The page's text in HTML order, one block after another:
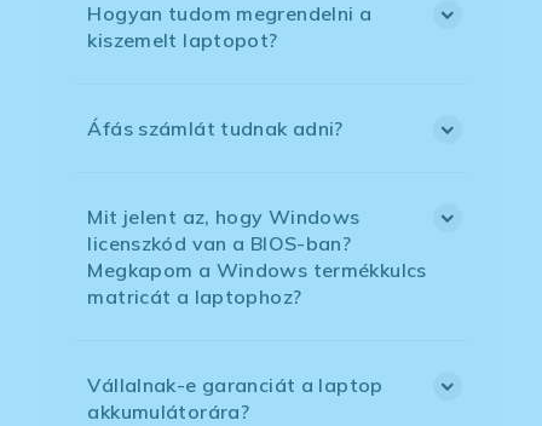
Hogyan tudom megrendelni a
kiszemelt laptopot?
Áfás számlát tudnak adni?
Mit jelent az, hogy Windows
licenszkód van a BIOS-ban?
Megkapom a Windows termékkulcs
matricát a laptophoz?
Vállalnak-e garanciát a laptop
akkumulátorára?